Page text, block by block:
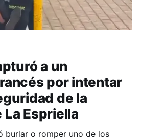
a un
por intentar
de la
Espriella
burlar o romper uno de los